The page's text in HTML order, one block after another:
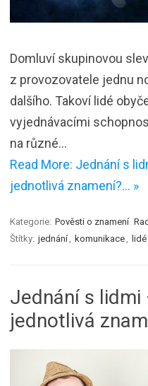
Domluví skupinovou
z provozovatele jednu
dalšího. Takoví lidé
vyjednávacími
na různé…
Read More: Jednání s
jednotlivá znamení?… »
Kategorie: Pověsti o znamení
Štítky: jednání komunikace lidé
Jednání s
jednotlivá